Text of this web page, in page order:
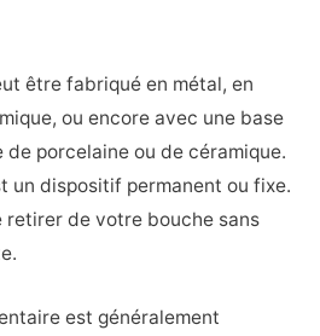
être fabriqué en métal, en
ou encore avec une base
porcelaine ou de céramique.
un dispositif permanent ou fixe.
retirer de votre bouche sans
est généralement